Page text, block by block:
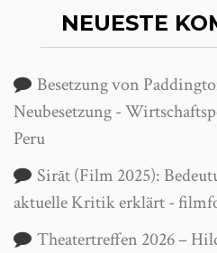
NEUESTE
Besetzung von
Neubesetzung -
Peru
Sirāt (Film 2025):
aktuelle Kritik erklärt -
Theatertreffen 2026 –